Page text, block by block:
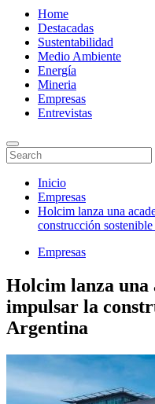
Menu
Home
Destacadas
Sustentabilidad
Medio Ambiente
Energía
Mineria
Empresas
Entrevistas
Enter
Keyword
Search
for:
Saltar
contenido
Inicio
Empresas
Holcim lanza una
construcción
Empresas
Holcim lanza una
impulsar la
Argentina